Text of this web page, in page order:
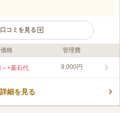
コミを見る
に存在するお墓で、コンパクトな敷地
お年寄りの方でも気兼ねなくお参りす
格 管理費
+墓石代 9,000円
細を見る